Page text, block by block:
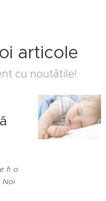
articole
cu noutățile!
fi o
Noi